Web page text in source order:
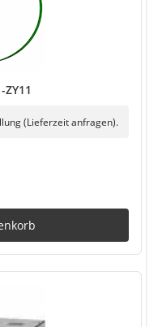
(Lieferzeit anfragen).